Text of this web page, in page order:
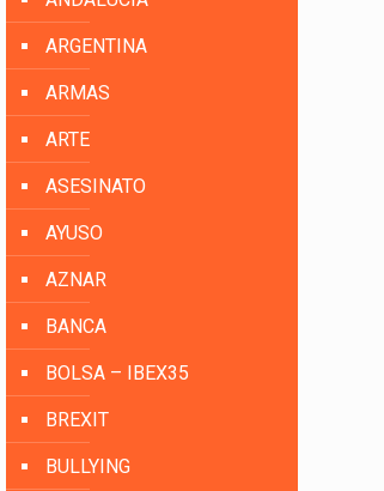
ARGENTINA
ARMAS
ARTE
ASESINATO
AYUSO
AZNAR
BANCA
BOLSA – IBEX35
BREXIT
BULLYING